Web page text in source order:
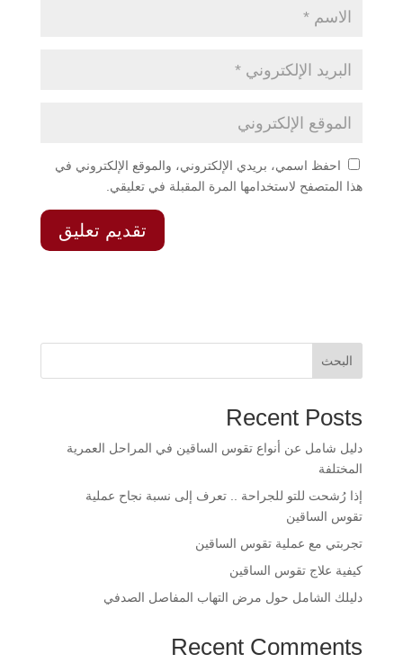
احفظ اسمي، بريدي الإلكتروني، والموقع الإلكتروني في
هذا المتصفح لاستخدامها المرة المقبلة في تعليقي.
البحث
Recent Posts
دليل شامل عن أنواع تقوس الساقين في المراحل العمرية
المختلفة
إذا رُشحت للتو للجراحة .. تعرف إلى نسبة نجاح عملية
تقوس الساقين
تجربتي مع عملية تقوس الساقين
كيفية علاج تقوس الساقين
دليلك الشامل حول مرض التهاب المفاصل الصدفي
Recent Comments